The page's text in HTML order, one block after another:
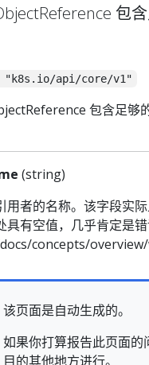
包
"k8s.io/api/core/v1"
包含足够
(string)
用者的名称。该字段实
具有空值，几乎肯定是
concepts/
该页面是自动生成的。
如果你打算报告此页面
目的其他地方进行。